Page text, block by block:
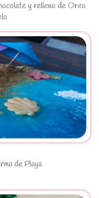
y relleno de Oreo
en forma de
de Playa